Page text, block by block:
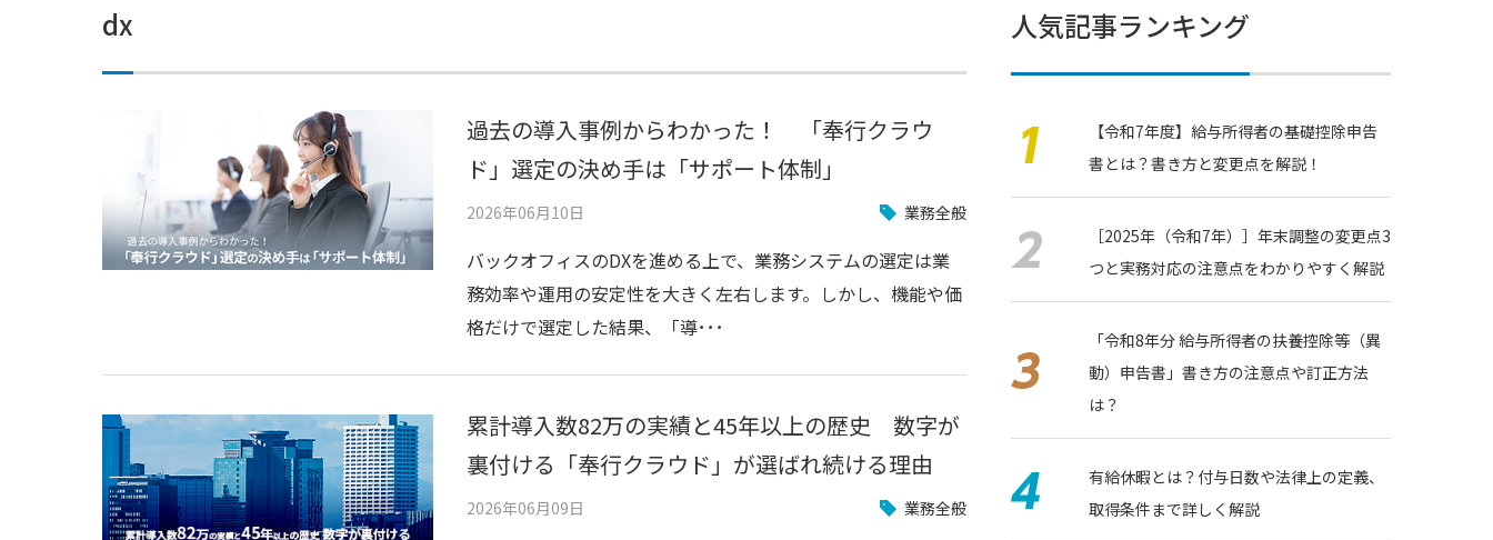
dx
過去の導入事例からわかった！ 「奉行クラウ
ド」選定の決め手は「サポート体制」
2026年06月10日 業務全般
バックオフィスのDXを進める上で、業務システムの選定は業
務効率や運用の安定性を大きく左右します。しかし、機能や価
格だけで選定した結果、「導･･･
累計導入数82万の実績と45年以上の歴史 数字が
裏付ける「奉行クラウド」が選ばれ続ける理由
2026年06月09日 業務全般
人気記事ランキング
【令和7年度】給与所得者の基礎控除申告
書とは？書き方と変更点を解説！
［2025年（令和7年）］年末調整の変更点3
つと実務対応の注意点をわかりやすく解説
「令和8年分 給与所得者の扶養控除等（異
動）申告書」書き⽅の注意点や訂正方法
は？
有給休暇とは？付与日数や法律上の定義、
取得条件まで詳しく解説